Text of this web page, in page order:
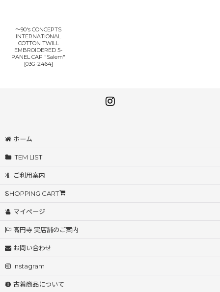
〜90's CONCEPTS
INTERNATIONAL
COTTON TWILL
EMBROIDERED 5-
PANEL CAP "Salem"
[03G-2464]
ホーム
ITEM LIST
ご利用案内
SHOPPING CART
マイページ
高円寺 実店舗のご案内
お問い合わせ
Instagram
古着商品について